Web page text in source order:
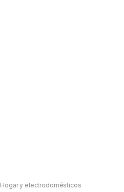
Hogar y electrodomésticos